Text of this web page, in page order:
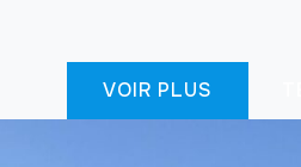
VOIR PLUS